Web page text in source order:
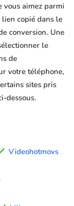
vous aimez parmi
copié dans le
conversion. Une
le
de
votre téléphone,
sites pris
dessous.
Videohotmovs